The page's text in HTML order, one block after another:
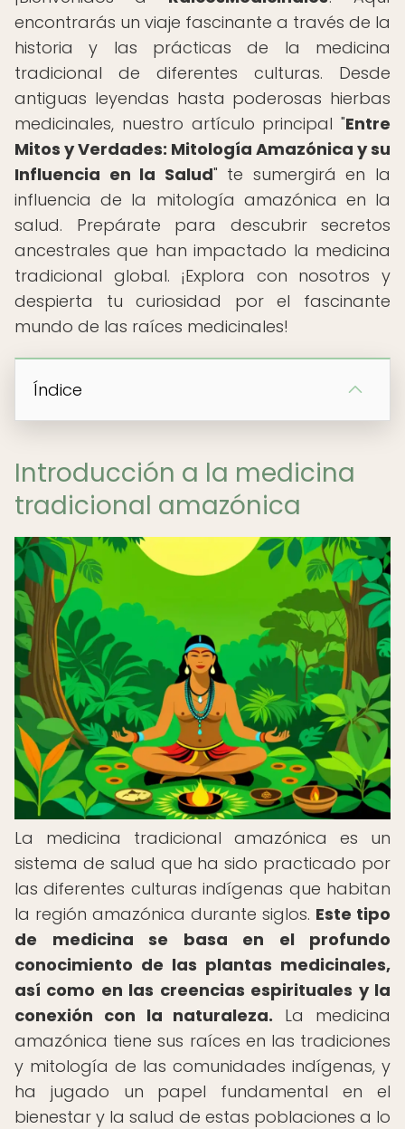
encontrarás un viaje fascinante a través de la
historia y las prácticas de la medicina
tradicional de diferentes culturas. Desde
antiguas leyendas hasta poderosas hierbas
medicinales, nuestro artículo principal "Entre
Mitos y Verdades: Mitología Amazónica y su
Influencia en la Salud" te sumergirá en la
influencia de la mitología amazónica en la
salud. Prepárate para descubrir secretos
ancestrales que han impactado la medicina
tradicional global. ¡Explora con nosotros y
despierta tu curiosidad por el fascinante
mundo de las raíces medicinales!
Índice
Introducción a la medicina
tradicional amazónica
La medicina tradicional amazónica es un
sistema de salud que ha sido practicado por
las diferentes culturas indígenas que habitan
la región amazónica durante siglos. Este tipo
de medicina se basa en el profundo
conocimiento de las plantas medicinales,
así como en las creencias espirituales y la
conexión con la naturaleza. La medicina
amazónica tiene sus raíces en las tradiciones
y mitología de las comunidades indígenas, y
ha jugado un papel fundamental en el
bienestar y la salud de estas poblaciones a lo